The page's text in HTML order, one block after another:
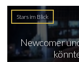
Stars im Blick
Newcomer